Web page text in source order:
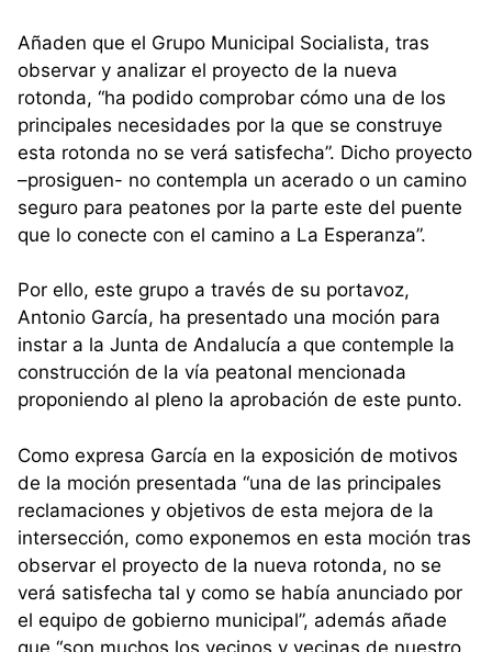
Añaden que el Grupo Municipal Socialista, tras
observar y analizar el proyecto de la nueva
rotonda, “ha podido comprobar cómo una de los
principales necesidades por la que se construye
esta rotonda no se verá satisfecha”. Dicho proyecto
–prosiguen- no contempla un acerado o un camino
seguro para peatones por la parte este del puente
que lo conecte con el camino a La Esperanza”.
Por ello, este grupo a través de su portavoz,
Antonio García, ha presentado una moción para
instar a la Junta de Andalucía a que contemple la
construcción de la vía peatonal mencionada
proponiendo al pleno la aprobación de este punto.
Como expresa García en la exposición de motivos
de la moción presentada “una de las principales
reclamaciones y objetivos de esta mejora de la
intersección, como exponemos en esta moción tras
observar el proyecto de la nueva rotonda, no se
verá satisfecha tal y como se había anunciado por
el equipo de gobierno municipal”, además añade
que “son muchos los vecinos y vecinas de nuestro